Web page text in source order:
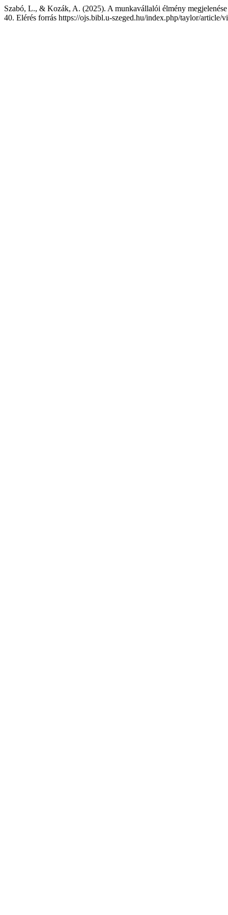
Szabó, L., & Kozák, A. (2025). A munkavállalói élmény
40. Elérés forrás https://ojs.bibl.u-szeged.hu/index.php/taylor/article/